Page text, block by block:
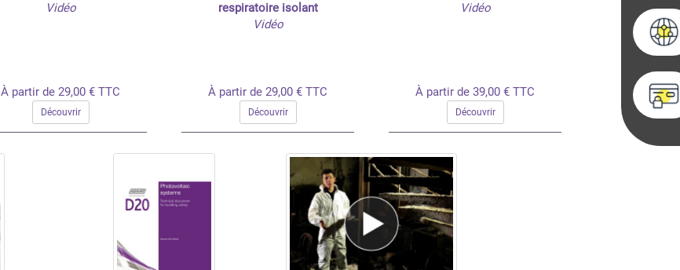
Vidéo
À partir de 29,00 € TTC
Découvrir
respiratoire isolant
Vidéo
À partir de 29,00 € TTC
Découvrir
Vidéo
À partir de 39,00 € TTC
Découvrir